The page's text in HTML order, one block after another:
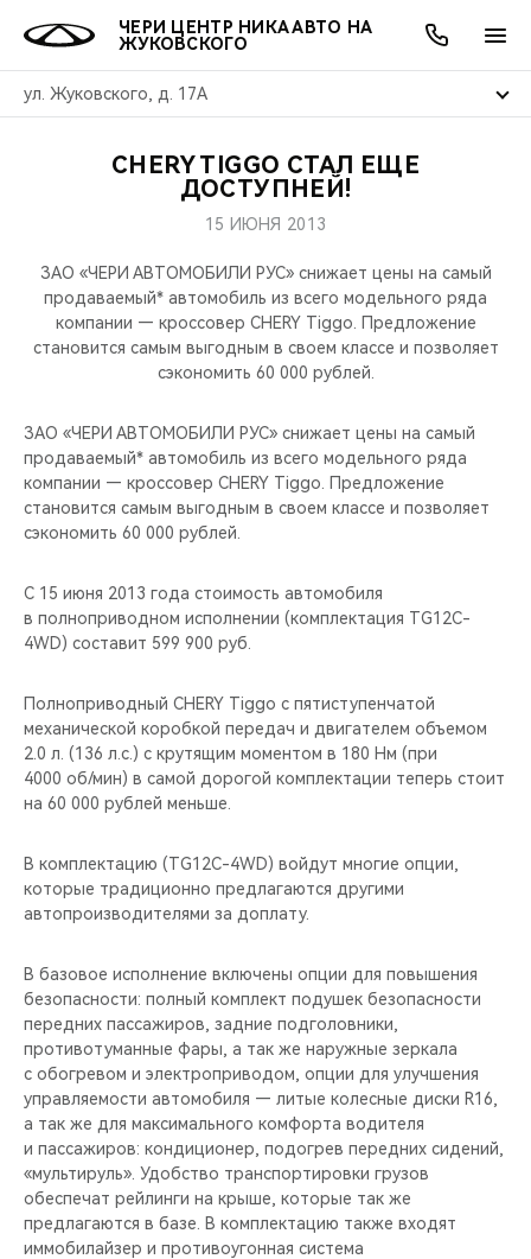
ЧЕРИ ЦЕНТР НИКА АВТО НА
ЖУКОВСКОГО
ул. Жуковского, д. 17А
МОДЕЛИ
КРОССОВЕРЫ
НОВИНКИ
ПОКУПАТЕЛЯМ
КРЕДИТ И СТРАХОВАНИЕ
ВЛАДЕЛЬЦАМ
ЗАПЧАСТИ И АКСЕССУАРЫ
ПОДДЕРЖКА
МИР CHERY
О БРЕНДЕ
CHERY В СОЦСЕТЯХ
CHERY REMOTE
CHERY И СПОРТ
НАШИ МЕРОПРИЯТИЯ
ВИДЕООБЗОРЫ
CHERY ДЛЯ ДЕТЕЙ
АКЦИИ
ОНЛАЙН СЕРВИСЫ
КРЕДИТ
О КОМПАНИИ
МЫ В СОЦСЕТЯХ
CHERY TIGGO СТАЛ ЕЩЕ
ДОСТУПНЕЙ!
15 ИЮНЯ 2013
ЗАО «ЧЕРИ АВТОМОБИЛИ РУС» снижает цены на самый
продаваемый* автомобиль из всего модельного ряда
компании — кроссовер CHERY Tiggo. Предложение
становится самым выгодным в своем классе и позволяет
сэкономить 60 000 рублей.
ЗАО «ЧЕРИ АВТОМОБИЛИ РУС» снижает цены на самый
продаваемый* автомобиль из всего модельного ряда
компании — кроссовер CHERY Tiggo. Предложение
становится самым выгодным в своем классе и позволяет
сэкономить 60 000 рублей.
С 15 июня 2013 года стоимость автомобиля
в полноприводном исполнении (комплектация TG12C-
4WD) составит 599 900 руб.
Полноприводный CHERY Tiggo c пятиступенчатой
механической коробкой передач и двигателем объемом
2.0 л. (136 л.с.) с крутящим моментом в 180 Нм (при
4000 об/мин) в самой дорогой комплектации теперь стоит
на 60 000 рублей меньше.
В комплектацию (TG12C-4WD) войдут многие опции,
которые традиционно предлагаются другими
автопроизводителями за доплату.
В базовое исполнение включены опции для повышения
безопасности: полный комплект подушек безопасности
передних пассажиров, задние подголовники,
противотуманные фары, а так же наружные зеркала
с обогревом и электроприводом, опции для улучшения
управляемости автомобиля — литые колесные диски R16,
а так же для максимального комфорта водителя
и пассажиров: кондиционер, подогрев передних сидений,
«мультируль». Удобство транспортировки грузов
обеспечат рейлинги на крыше, которые так же
предлагаются в базе. В комплектацию также входят
иммобилайзер и противоугонная система